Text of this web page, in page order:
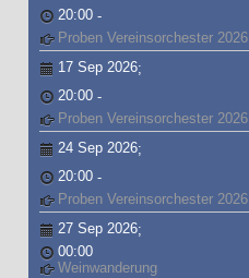
20:00 -
Proben Vereinsorchester 2026
17 Sep 2026;
20:00 -
Proben Vereinsorchester 2026
24 Sep 2026;
20:00 -
Proben Vereinsorchester 2026
27 Sep 2026;
00:00
Weinwanderung